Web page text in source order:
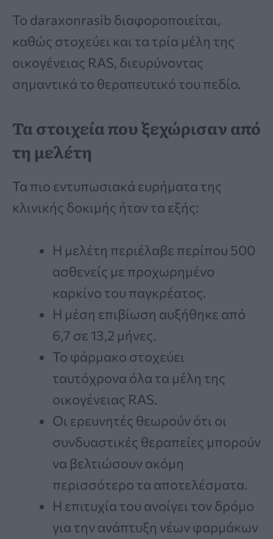
Το daraxonrasib διαφοροποιείται,
καθώς στοχεύει και τα τρία μέλη της
οικογένειας RAS, διευρύνοντας
σημαντικά το θεραπευτικό του πεδίο.
Τα στοιχεία που ξεχώρισαν από
τη μελέτη
Τα πιο εντυπωσιακά ευρήματα της
κλινικής δοκιμής ήταν τα εξής:
Η μελέτη περιέλαβε περίπου 500
ασθενείς με προχωρημένο
καρκίνο του παγκρέατος.
Η μέση επιβίωση αυξήθηκε από
6,7 σε 13,2 μήνες.
Το φάρμακο στοχεύει
ταυτόχρονα όλα τα μέλη της
οικογένειας RAS.
Οι ερευνητές θεωρούν ότι οι
συνδυαστικές θεραπείες μπορούν
να βελτιώσουν ακόμη
περισσότερο τα αποτελέσματα.
Η επιτυχία του ανοίγει τον δρόμο
για την ανάπτυξη νέων φαρμάκων